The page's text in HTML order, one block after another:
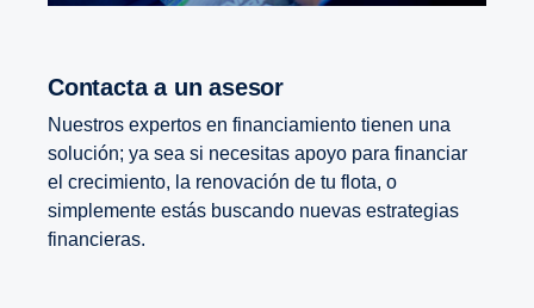
Contacta a un asesor
Nuestros expertos en financiamiento tienen una
solución; ya sea si necesitas apoyo para financiar
el crecimiento, la renovación de tu flota, o
simplemente estás buscando nuevas estrategias
financieras.